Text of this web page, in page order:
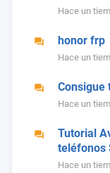
Hace un
honor frp
Hace un
Consigue
Hace un
Tutorial
teléfonos
Hace un